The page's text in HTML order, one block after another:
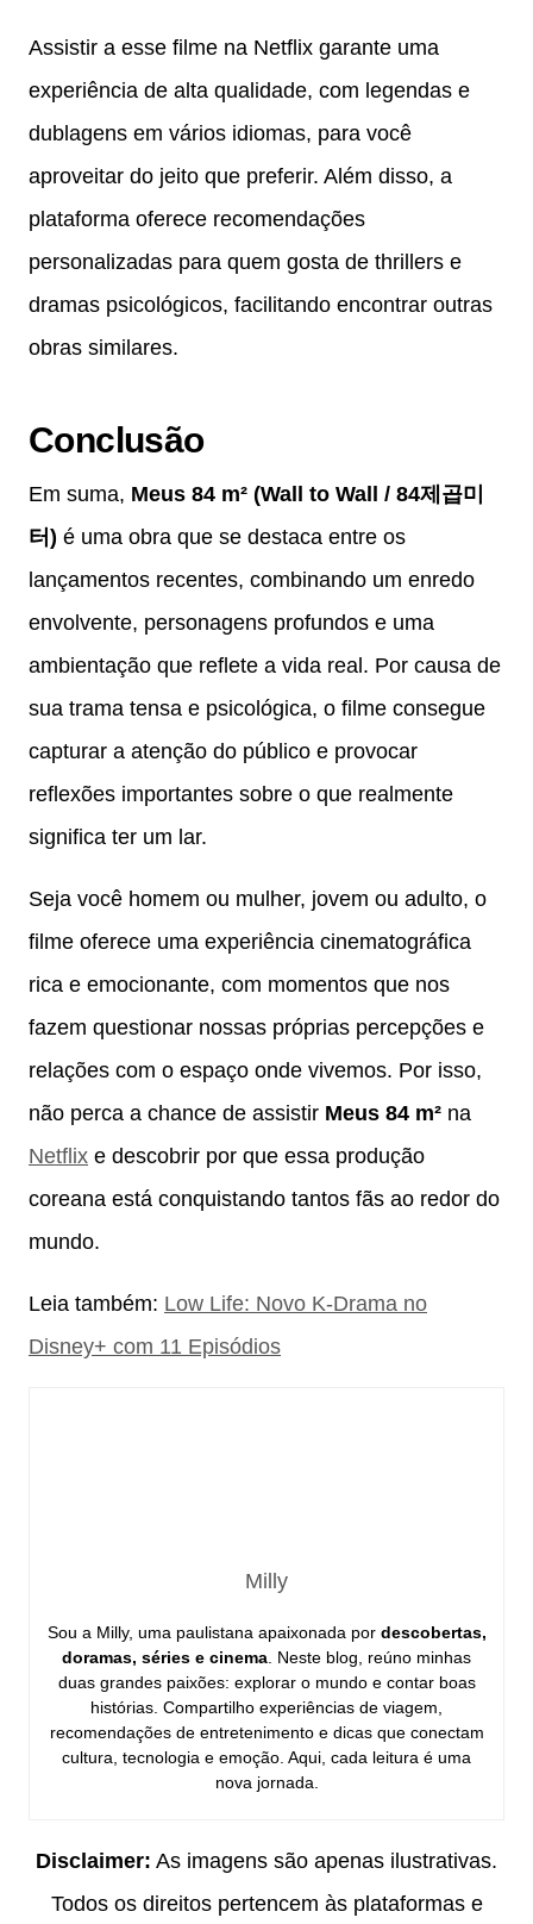
Assistir a esse filme na Netflix garante uma
experiência de alta qualidade, com legendas e
dublagens em vários idiomas, para você
aproveitar do jeito que preferir. Além disso, a
plataforma oferece recomendações
personalizadas para quem gosta de thrillers e
dramas psicológicos, facilitando encontrar outras
obras similares.
Conclusão
Em suma, Meus 84 m² (Wall to Wall / 84제곱미
터) é uma obra que se destaca entre os
lançamentos recentes, combinando um enredo
envolvente, personagens profundos e uma
ambientação que reflete a vida real. Por causa de
sua trama tensa e psicológica, o filme consegue
capturar a atenção do público e provocar
reflexões importantes sobre o que realmente
significa ter um lar.
Seja você homem ou mulher, jovem ou adulto, o
filme oferece uma experiência cinematográfica
rica e emocionante, com momentos que nos
fazem questionar nossas próprias percepções e
relações com o espaço onde vivemos. Por isso,
não perca a chance de assistir Meus 84 m² na
Netflix e descobrir por que essa produção
coreana está conquistando tantos fãs ao redor do
mundo.
Leia também: Low Life: Novo K-Drama no
Disney+ com 11 Episódios
Milly
Sou a Milly, uma paulistana apaixonada por descobertas,
doramas, séries e cinema . Neste blog, reúno minhas
duas grandes paixões: explorar o mundo e contar boas
histórias. Compartilho experiências de viagem,
recomendações de entretenimento e dicas que conectam
cultura, tecnologia e emoção. Aqui, cada leitura é uma
nova jornada.
Disclaimer: As imagens são apenas ilustrativas.
Todos os direitos pertencem às plataformas e